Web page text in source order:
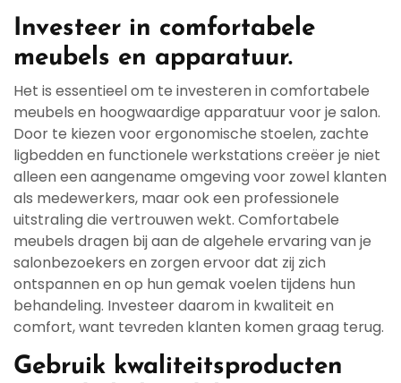
Investeer in comfortabele
meubels en apparatuur.
Het is essentieel om te investeren in comfortabele
meubels en hoogwaardige apparatuur voor je salon.
Door te kiezen voor ergonomische stoelen, zachte
ligbedden en functionele werkstations creëer je niet
alleen een aangename omgeving voor zowel klanten
als medewerkers, maar ook een professionele
uitstraling die vertrouwen wekt. Comfortabele
meubels dragen bij aan de algehele ervaring van je
salonbezoekers en zorgen ervoor dat zij zich
ontspannen en op hun gemak voelen tijdens hun
behandeling. Investeer daarom in kwaliteit en
comfort, want tevreden klanten komen graag terug.
Gebruik kwaliteitsproducten